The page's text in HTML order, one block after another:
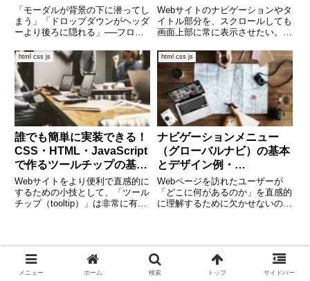
る
「モーダルが背景の下に潜ってし
まう」「ドロップダウンがヘッダ
ーより後ろに隠れる」──フロン
に出したいのに出ない”問題の多
くは、z-index と “スタッキング
コンテキスト（stacking
context）”
定を実現しよう
Webサイトのナビゲーションやタ
イトル部分を、スクロールしても
画面上部に常に表示させたい。そ
ッダー（スクロール固定ヘッダ
ー）」です。HTML・CSSだけで
実装する方法、JavaScriptを使っ
てより柔軟
html css js
誰でも簡単に実装できる！
CSS・HTML・JavaScript
で作るツールチップの基本
と応用
Webサイトをより便利で直感的に
するための小技として、「ツール
チップ（tooltip）」は非常に有用
ー体験を向上させる場面でよく使
われます。この記事で
html css js
ナビゲーションメニュー
（グローバルナビ）の基本
とデザイン例・
HTML&CSSコード解説
Webページを訪れたユーザーが
「どこに何があるのか」を直感的
に理解するために欠かせないの
ューは、使いやすさやデザイン性
を大きく左右します。本記事で
は、
メニュー ホーム 検索 トップ サイドバー